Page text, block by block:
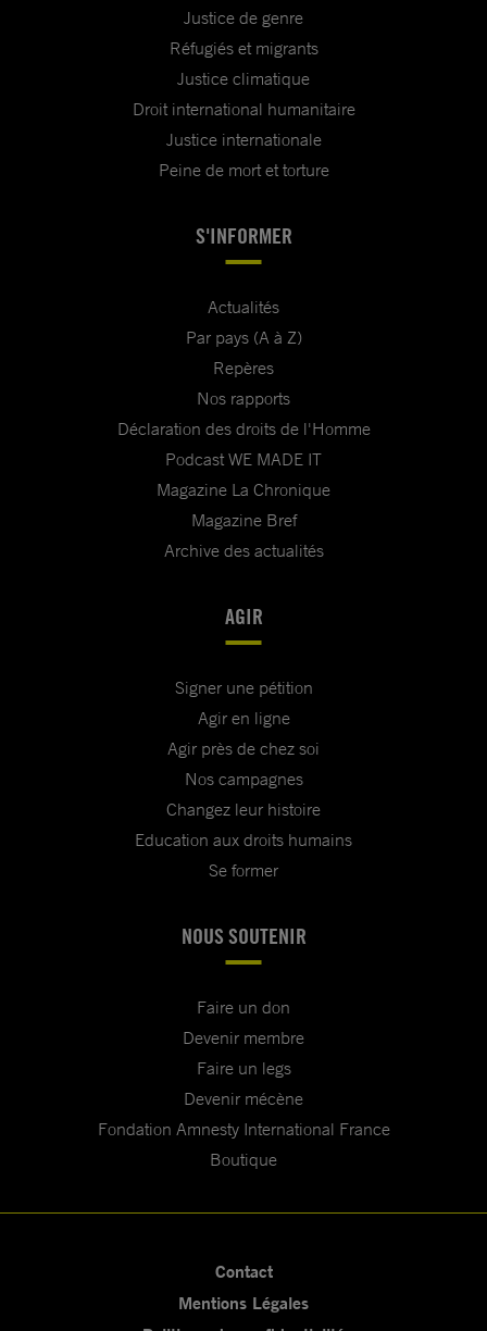
Justice de genre
Réfugiés et migrants
Justice climatique
Droit international humanitaire
Justice internationale
Peine de mort et torture
S'INFORMER
Actualités
Par pays (A à Z)
Repères
Nos rapports
Déclaration des droits de l'Homme
Podcast WE MADE IT
Magazine La Chronique
Magazine Bref
Archive des actualités
AGIR
Signer une pétition
Agir en ligne
Agir près de chez soi
Nos campagnes
Changez leur histoire
Education aux droits humains
Se former
NOUS SOUTENIR
Faire un don
Devenir membre
Faire un legs
Devenir mécène
Fondation Amnesty International France
Boutique
Contact
Mentions Légales